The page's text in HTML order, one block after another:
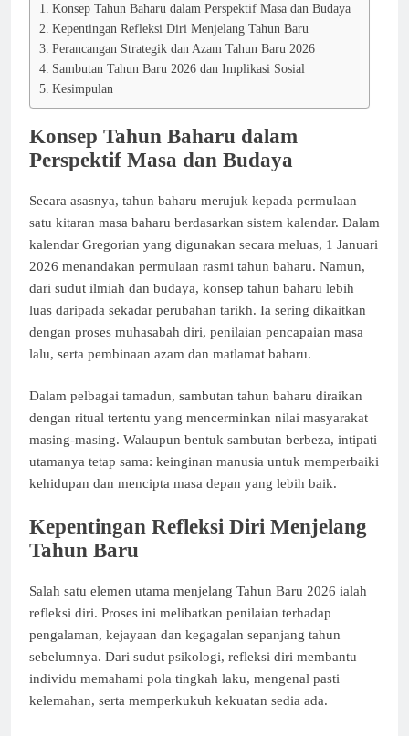
Konsep Tahun Baharu dalam Perspektif Masa dan Budaya
Kepentingan Refleksi Diri Menjelang Tahun Baru
Perancangan Strategik dan Azam Tahun Baru 2026
Sambutan Tahun Baru 2026 dan Implikasi Sosial
Kesimpulan
Konsep Tahun Baharu dalam
Perspektif Masa dan Budaya
Secara asasnya, tahun baharu merujuk kepada permulaan
satu kitaran masa baharu berdasarkan sistem kalendar. Dalam
kalendar Gregorian yang digunakan secara meluas, 1 Januari
2026 menandakan permulaan rasmi tahun baharu. Namun,
dari sudut ilmiah dan budaya, konsep tahun baharu lebih
luas daripada sekadar perubahan tarikh. Ia sering dikaitkan
dengan proses muhasabah diri, penilaian pencapaian masa
lalu, serta pembinaan azam dan matlamat baharu.
Dalam pelbagai tamadun, sambutan tahun baharu diraikan
dengan ritual tertentu yang mencerminkan nilai masyarakat
masing-masing. Walaupun bentuk sambutan berbeza, intipati
utamanya tetap sama: keinginan manusia untuk memperbaiki
kehidupan dan mencipta masa depan yang lebih baik.
Kepentingan Refleksi Diri Menjelang
Tahun Baru
Salah satu elemen utama menjelang Tahun Baru 2026 ialah
refleksi diri. Proses ini melibatkan penilaian terhadap
pengalaman, kejayaan dan kegagalan sepanjang tahun
sebelumnya. Dari sudut psikologi, refleksi diri membantu
individu memahami pola tingkah laku, mengenal pasti
kelemahan, serta memperkukuh kekuatan sedia ada.